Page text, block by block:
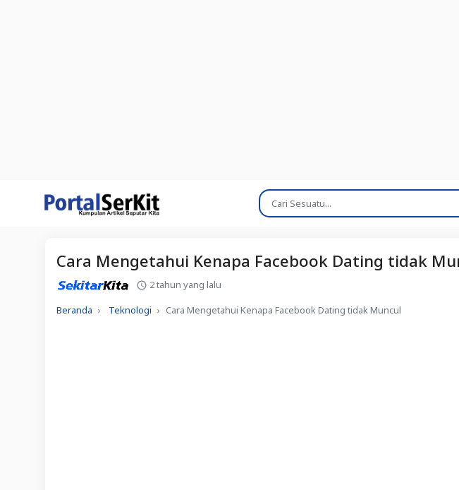
Cara Mengetahui Kenapa Facebook Dating tidak
2 tahun yang lalu
Beranda Teknologi Cara Mengetahui Kenapa Facebook Dating tidak Muncul